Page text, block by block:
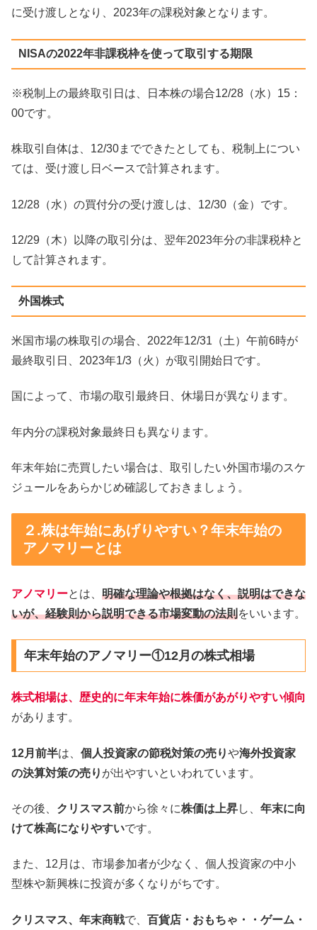
に受け渡しとなり、2023年の課税対象となります。
NISAの2022年非課税枠を使って取引する期限
※税制上の最終取引日は、日本株の場合12/28（水）15：
00です。
株取引自体は、12/30までできたとしても、税制上につい
ては、受け渡し日ベースで計算されます。
12/28（水）の買付分の受け渡しは、12/30（金）です。
12/29（木）以降の取引分は、翌年2023年分の非課税枠と
して計算されます。
外国株式
米国市場の株取引の場合、2022年12/31（土）午前6時が
最終取引日、2023年1/3（火）が取引開始日です。
国によって、市場の取引最終日、休場日が異なります。
年内分の課税対象最終日も異なります。
年末年始に売買したい場合は、取引したい外国市場のスケ
ジュールをあらかじめ確認しておきましょう。
２.株は年始にあげりやすい？年末年始の
アノマリーとは
アノマリーとは、 明確な理論や根拠はなく、説明はできな
いが、経験則から説明できる市場変動の法則をいいます。
年末年始のアノマリー①12月の株式相場
株式相場は、歴史的に年末年始に株価があがりやすい傾向
があります。
12月前半は、 個人投資家の節税対策の売りや海外投資家
の決算対策の売り が出やすいといわれています。
その後、 クリスマス前から徐々に株価は上昇し、 年末に向
けて株高になりやすいです。
また、12月は、市場参加者が少なく、個人投資家の中小
型株や新興株に投資が多くなりがちです。
クリスマス、年末商戦で、 百貨店・おもちゃ・・ゲーム・